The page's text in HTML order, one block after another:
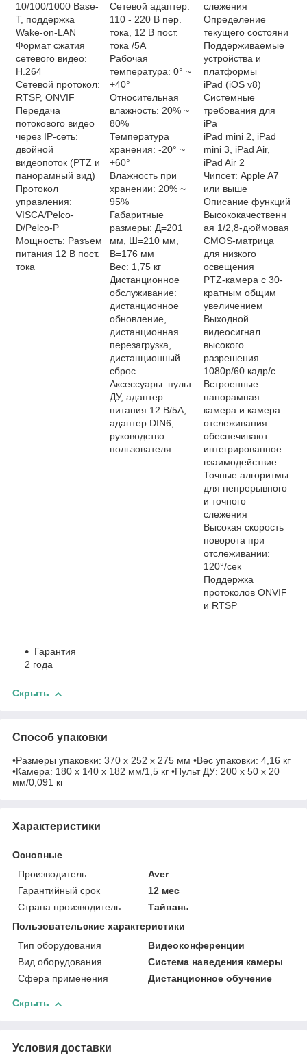
10/100/1000 Base-
T, поддержка
Wake-on-LAN
Формат сжатия
сетевого видео:
H.264
Сетевой протокол:
RTSP, ONVIF
Передача
потокового видео
через IP-сеть:
двойной
видеопоток (PTZ и
панорамный вид)
Протокол
управления:
VISCA/Pelco-
D/Pelco-P
Мощность: Разъем
питания 12 В пост.
тока
Сетевой адаптер:
110 - 220 В пер.
тока, 12 В пост.
тока /5A
Рабочая
температура: 0° ~
+40°
Относительная
влажность: 20% ~
80%
Температура
хранения: -20° ~
+60°
Влажность при
хранении: 20% ~
95%
Габаритные
размеры: Д=201
мм, Ш=210 мм,
В=176 мм
Вес: 1,75 кг
Дистанционное
обслуживание:
дистанционное
обновление,
дистанционная
перезагрузка,
дистанционный
сброс
Аксессуары: пульт
ДУ, адаптер
питания 12 В/5A,
адаптер DIN6,
руководство
пользователя
слежения
Определение
текущего состояни
Поддерживаемые
устройства и
платформы
iPad (iOS v8)
Системные
требования для
iPa
iPad mini 2, iPad
mini 3, iPad Air,
iPad Air 2
Чипсет: Apple A7
или выше
Описание функций
Высококачественн
ая 1/2,8-дюймовая
CMOS-матрица
для низкого
освещения
PTZ-камера с 30-
кратным общим
увеличением
Выходной
видеосигнал
высокого
разрешения
1080p/60 кадр/с
Встроенные
панорамная
камера и камера
отслеживания
обеспечивают
интегрированное
взаимодействие
Точные алгоритмы
для непрерывного
и точного
слежения
Высокая скорость
поворота при
отслеживании:
120°/сек
Поддержка
протоколов ONVIF
и RTSP
Гарантия
2 года
Скрыть
Способ упаковки
•Размеры упаковки: 370 x 252 x 275 мм •Вес упаковки: 4,16 кг
•Камера: 180 x 140 x 182 мм/1,5 кг •Пульт ДУ: 200 x 50 x 20
мм/0,091 кг
Характеристики
Основные
Производитель
Aver
Гарантийный срок
12 мес
Страна производитель
Тайвань
Пользовательские характеристики
Тип оборудования
Видеоконференции
Вид оборудования
Система наведения камеры
Сфера применения
Дистанционное обучение
Скрыть
Условия доставки